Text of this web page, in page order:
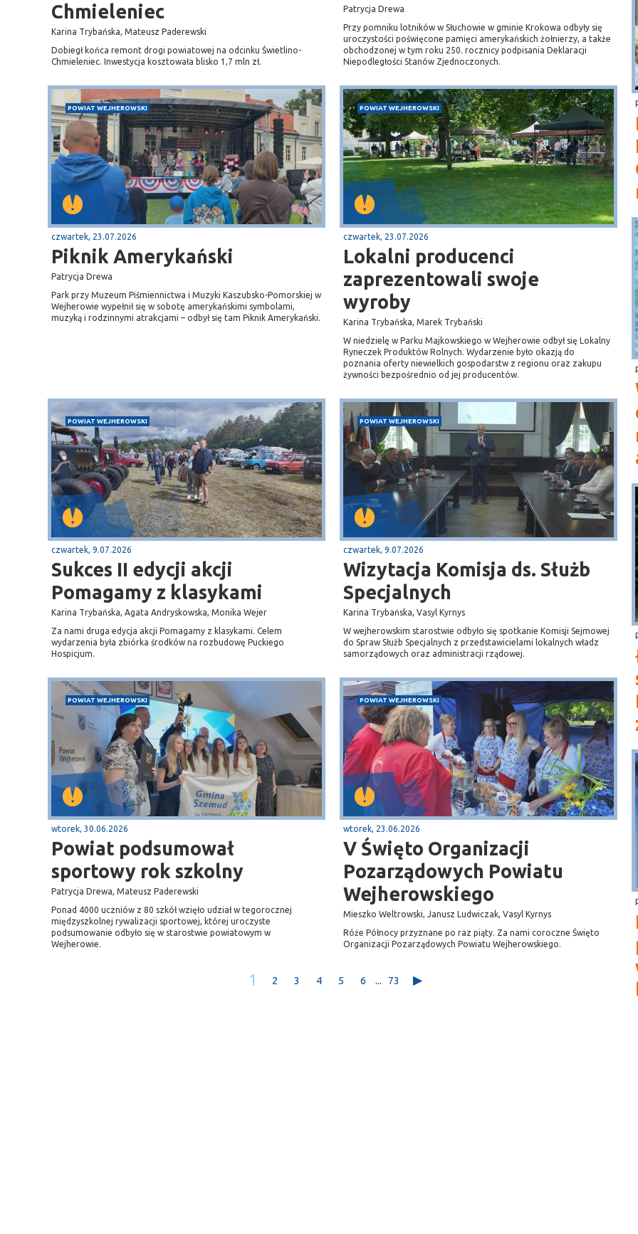
Chmieleniec
Karina Trybańska, Mateusz Paderewski
Dobiegł końca remont drogi powiatowej na odcinku Świetlino-
Chmieleniec. Inwestycja kosztowała blisko 1,7 mln zł.
Patrycja Drewa
Przy pomniku lotników w Słuchowie w gminie Krokowa odbyły się
uroczystości poświęcone pamięci amerykańskich żołnierzy, a także
obchodzonej w tym roku 250. rocznicy podpisania Deklaracji
Niepodległości Stanów Zjednoczonych.
POWIAT WEJHEROWSKI
czwartek, 23.07.2026
Piknik Amerykański
Patrycja Drewa
Park przy Muzeum Piśmiennictwa i Muzyki Kaszubsko-Pomorskiej w
Wejherowie wypełnił się w sobotę amerykańskimi symbolami,
muzyką i rodzinnymi atrakcjami – odbył się tam Piknik Amerykański.
POWIAT WEJHEROWSKI
czwartek, 23.07.2026
Lokalni producenci
zaprezentowali swoje
wyroby
Karina Trybańska, Marek Trybański
W niedzielę w Parku Majkowskiego w Wejherowie odbył się Lokalny
Ryneczek Produktów Rolnych. Wydarzenie było okazją do
poznania oferty niewielkich gospodarstw z regionu oraz zakupu
żywności bezpośrednio od jej producentów.
POWIAT WEJHEROWSKI
czwartek, 9.07.2026
Sukces II edycji akcji
Pomagamy z klasykami
Karina Trybańska, Agata Andryskowska, Monika Wejer
Za nami druga edycja akcji Pomagamy z klasykami. Celem
wydarzenia była zbiórka środków na rozbudowę Puckiego
Hospicjum.
POWIAT WEJHEROWSKI
czwartek, 9.07.2026
Wizytacja Komisja ds. Służb
Specjalnych
Karina Trybańska, Vasyl Kyrnys
W wejherowskim starostwie odbyło się spotkanie Komisji Sejmowej
do Spraw Służb Specjalnych z przedstawicielami lokalnych władz
samorządowych oraz administracji rządowej.
POWIAT WEJHEROWSKI
wtorek, 30.06.2026
Powiat podsumował
sportowy rok szkolny
Patrycja Drewa, Mateusz Paderewski
Ponad 4000 uczniów z 80 szkół wzięło udział w tegorocznej
międzyszkolnej rywalizacji sportowej, której uroczyste
podsumowanie odbyło się w starostwie powiatowym w
Wejherowie.
POWIAT WEJHEROWSKI
wtorek, 23.06.2026
V Święto Organizacji
Pozarządowych Powiatu
Wejherowskiego
Mieszko Weltrowski, Janusz Ludwiczak, Vasyl Kyrnys
Róże Północy przyznane po raz piąty. Za nami coroczne Święto
Organizacji Pozarządowych Powiatu Wejherowskiego.
1 2 3 4 5 6 ... 73